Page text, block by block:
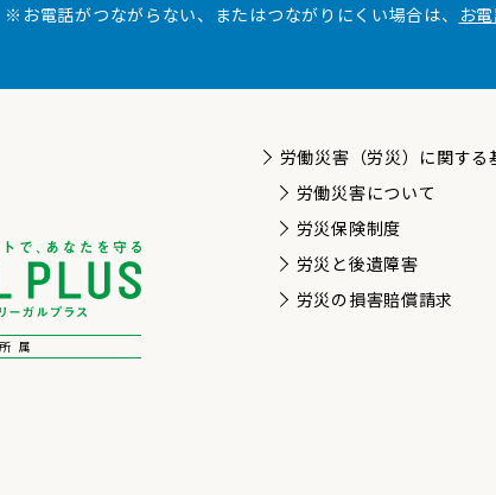
※お電話がつながらない、またはつながりにくい場合は、 お
属
労働災害（労災）に関する
労働災害について
労災保険制度
労災と後遺障害
労災の損害賠償請求